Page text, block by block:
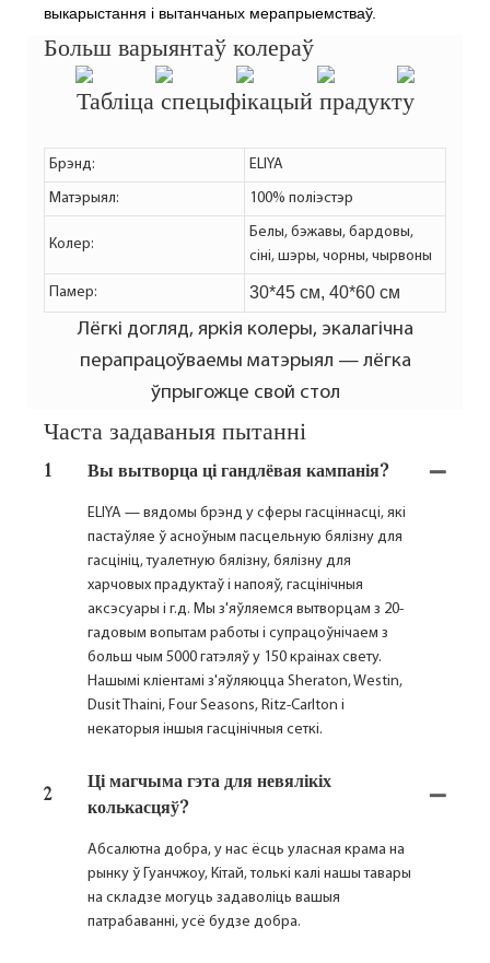
выкарыстання і вытанчаных мерапрыемстваў.
Больш варыянтаў колераў
Табліца спецыфікацый прадукту
Брэнд: ELIYA
Матэрыял: 100% поліэстэр
Колер:
Белы, бэжавы, бардовы,
сіні, шэры, чорны, чырвоны
Памер: 30*45 см, 40*60 см
Лёгкі догляд, яркія колеры, экалагічна
перапрацоўваемы матэрыял — лёгка
ўпрыгожце свой стол
Часта задаваныя пытанні
1 Вы вытворца ці гандлёвая кампанія?
ELIYA — вядомы брэнд у сферы гасціннасці, які
пастаўляе ў асноўным пасцельную бялізну для
гасцініц, туалетную бялізну, бялізну для
харчовых прадуктаў і напояў, гасцінічныя
аксэсуары і г.д. Мы з'яўляемся вытворцам з 20-
гадовым вопытам работы і супрацоўнічаем з
больш чым 5000 гатэляў у 150 краінах свету.
Нашымі кліентамі з'яўляюцца Sheraton, Westin,
Dusit Thaini, Four Seasons, Ritz-Carlton і
некаторыя іншыя гасцінічныя сеткі.
2
Ці магчыма гэта для невялікіх
колькасцяў?
Абсалютна добра, у нас ёсць уласная крама на
рынку ў Гуанчжоу, Кітай, толькі калі нашы тавары
на складзе могуць задаволіць вашыя
патрабаванні, усё будзе добра.